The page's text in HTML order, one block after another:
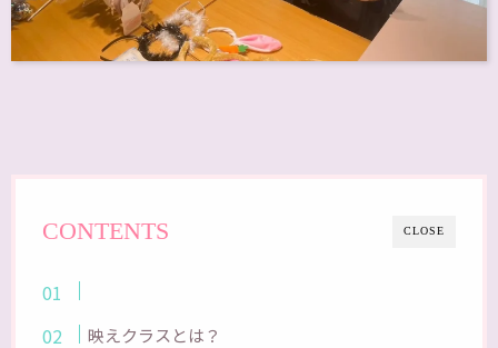
CLOSE
CONTENTS
映えクラスとは？